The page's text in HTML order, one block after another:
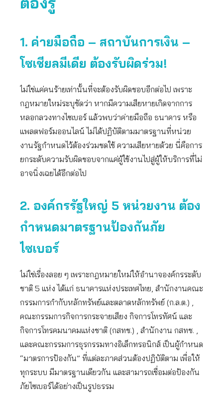
1. ค่ายมือถือ – สถาบันการเงิน –
โซเชียลมีเดีย ต้องรับผิดร่วม!
ไม่ใช่แค่คนร้ายเท่านั้นที่จะต้องรับผิดชอบอีกต่อไป เพราะ
กฎหมายใหม่ระบุชัดว่า หากมีความเสียหายเกิดจากการ
หลอกลวงทางไซเบอร์ แล้วพบว่าค่ายมือถือ ธนาคาร หรือ
แพลตฟอร์มออนไลน์ ไม่ได้ปฏิบัติตามมาตรฐานที่หน่วย
งานรัฐกำหนดไว้ต้องร่วมชดใช้ ความเสียหายด้วย นี่คือการ
ยกระดับความรับผิดชอบจากแค่ผู้ใช้งานไปสู่ผู้ให้บริการที่ไม่
อาจนิ่งเฉยได้อีกต่อไป
2. องค์กรรัฐใหญ่ 5 หน่วยงาน ต้อง
กำหนดมาตรฐานป้องกันภัย
ไซเบอร์
ไม่ใช่เรื่องลอย ๆ เพราะกฎหมายใหม่ให้อำนาจองค์กรระดับ
ชาติ 5 แห่ง ได้แก่ ธนาคารแห่งประเทศไทย, สำนักงานคณะ
กรรมการกำกับหลักทรัพย์และตลาดหลักทรัพย์ (ก.ล.ต.) ,
คณะกรรมการกิจการกระจายเสียง กิจการโทรทัศน์ และ
กิจการโทรคมนาคมแห่งชาติ (กสทช.) , สำนักงาน กสทช. ,
และคณะกรรมการธุรกรรมทางอิเล็กทรอนิกส์ เป็นผู้กำหนด
“มาตรการป้องกัน” ที่แต่ละภาคส่วนต้องปฏิบัติตาม เพื่อให้
ทุกระบบ มีมาตรฐานเดียวกัน และสามารถเชื่อมต่อป้องกัน
ภัยไซเบอร์ได้อย่างเป็นรูปธรรม